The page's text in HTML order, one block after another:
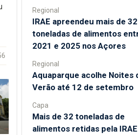
Regional
IRAE apreendeu mais de 32
toneladas de alimentos
2021 e 2025 nos Açores
Regional
Aquaparque acolhe Noites
Verão até 12 de setembro
Capa
Mais de 32 toneladas de
alimentos retidas pela